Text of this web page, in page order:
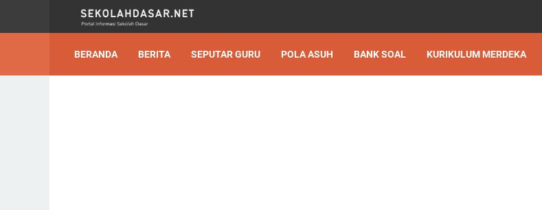
BERANDA BERITA SEPUTAR GURU POLA ASUH BANK SOAL KURIKULUM MERDEKA